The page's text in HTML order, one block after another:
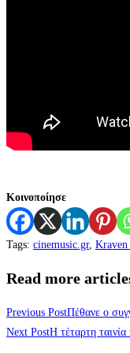
Κοινοποίησε
Tags: cinemusic.gr,
Read more
Previous PostΠέθανε ο
Next PostΗ τέταρτη